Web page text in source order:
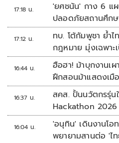
17:18 น.
'ยศชนัน' กาง 6 แ
ปลอดภัยสถานศึก
รุนแรง
17:12 น.
ทบ. โต้กัมพูชา ย้ำไ
กฎหมาย มุ่งเฉพาะ
16:44 น.
ฮือฮา! ม้าบุกงานเ
ฝึกสอนม้าแสดงเมื
16:37 น.
สคส. ปั้นนวัตกรรุ่น
Hackathon
for all’ สู่โซลูชันคุ้
ใช้ได้จริง
16:04 น.
'อนุทิน' เดินงานโอ
พยายามสานต่อ 'ไ